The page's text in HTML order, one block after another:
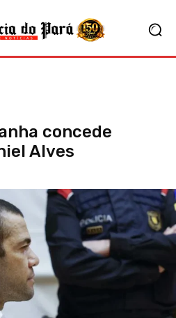
concede
Alves